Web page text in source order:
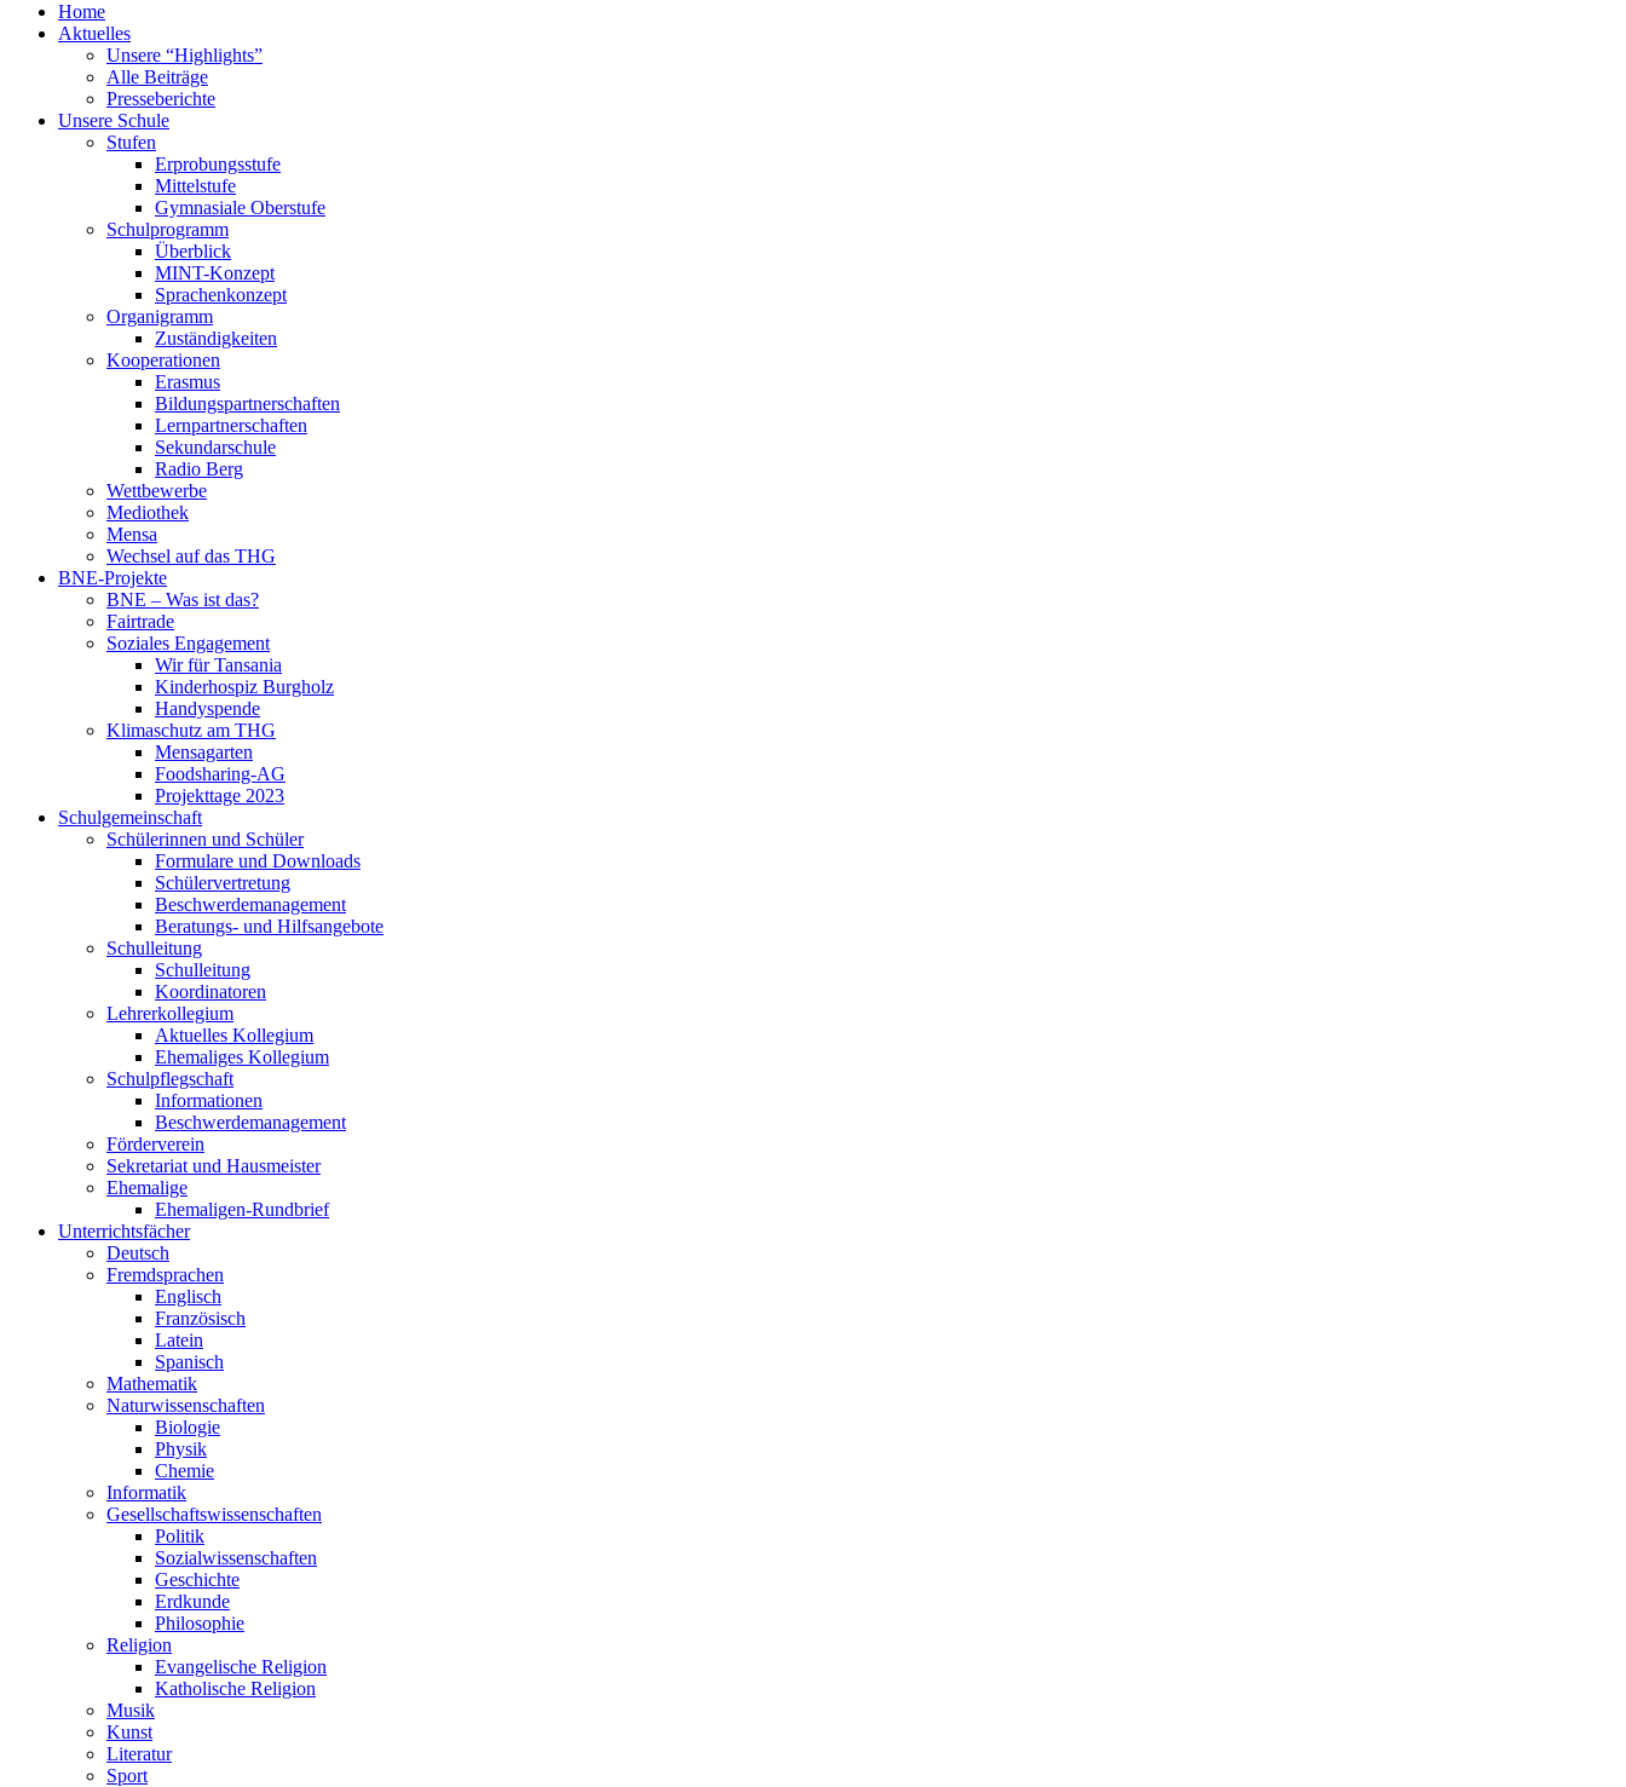
Home
Aktuelles
Unsere “Highlights”
Alle Beiträge
Presseberichte
Unsere Schule
Stufen
Erprobungsstufe
Mittelstufe
Gymnasiale Oberstufe
Schulprogramm
Überblick
MINT-Konzept
Sprachenkonzept
Organigramm
Zuständigkeiten
Kooperationen
Erasmus
Bildungspartnerschaften
Lernpartnerschaften
Sekundarschule
Radio Berg
Wettbewerbe
Mediothek
Mensa
Wechsel auf das THG
BNE-Projekte
BNE – Was ist das?
Fairtrade
Soziales Engagement
Wir für Tansania
Kinderhospiz Burgholz
Handyspende
Klimaschutz am THG
Mensagarten
Foodsharing-AG
Projekttage 2023
Schulgemeinschaft
Schülerinnen und Schüler
Formulare und Downloads
Schülervertretung
Beschwerdemanagement
Beratungs- und Hilfsangebote
Schulleitung
Schulleitung
Koordinatoren
Lehrerkollegium
Aktuelles Kollegium
Ehemaliges Kollegium
Schulpflegschaft
Informationen
Beschwerdemanagement
Förderverein
Sekretariat und Hausmeister
Ehemalige
Ehemaligen-Rundbrief
Unterrichtsfächer
Deutsch
Fremdsprachen
Englisch
Französisch
Latein
Spanisch
Mathematik
Naturwissenschaften
Biologie
Physik
Chemie
Informatik
Gesellschaftswissenschaften
Politik
Sozialwissenschaften
Geschichte
Erdkunde
Philosophie
Religion
Evangelische Religion
Katholische Religion
Musik
Kunst
Literatur
Sport